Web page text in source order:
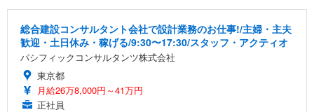
総合建設コンサルタント会社で設計業務のお仕事!/主婦・主夫
歓迎・土日休み・稼げる/9:30〜17:30/スタッフ・アクティオ
パシフィックコンサルタンツ株式会社
東京都
月給26万8,000円～41万円
正社員